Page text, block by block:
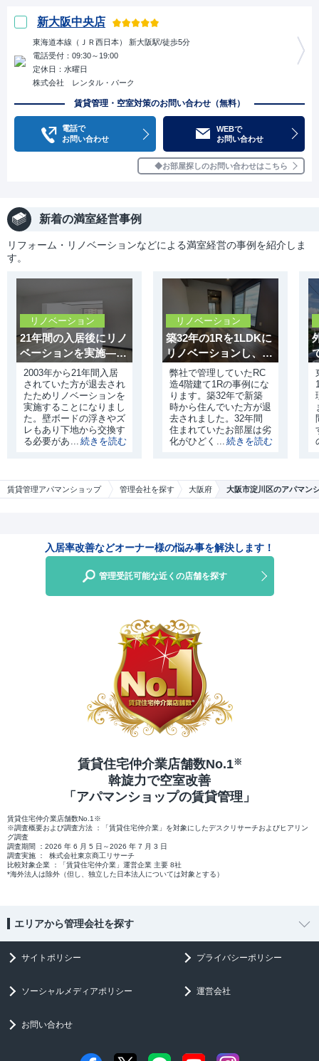
賃貸管理アパマンショップ 管理会社を探す 大阪府 大阪市淀川区のアパマン
新大阪中央店
東海道本線（ＪＲ西日本） 新大阪駅/徒歩5分
電話受付：09:30～19:00
定休日：水曜日
株式会社 レンタル・パーク
賃貸管理・空室対策のお問い合わせ（無料）
電話で
お問い合わせ
WEBで
お問い合わせ
お部屋探しのお問い合わせはこちら
新着の満室経営事例
リフォーム・リノベーションなどによる満室経営の事例を紹介しま
す。
リノベーション
21年間の入居後にリノ
ベーションを実施——
老朽化した設備を一新
2003年から21年間入居
されていた方が退去され
たためリノベーションを
実施することになりまし
た。壁ボードの浮きやズ
レもあり下地から交換す
る必要がありました。当
がありました。
リノベーション
築32年の1Rを1LDKに
リノベーションし、1
カ月で満室を実現
弊社で管理していたRC
造4階建て1Rの事例にな
ります。築32年で新築
時から住んでいた方が退
去されました。32年間
住まれていたお部屋は劣
化がひどく、原状回復す
入居率改善などオーナー様の悩み事を解決します！
管理受託可能な近くの店舗を探す
賃貸住宅仲介業店舗数No.1※
斡旋力で空室改善
「アパマンショップの賃貸管理」
賃貸住宅仲介業店舗数No.1※
※調査概要および調査方法 ：「賃貸住宅仲介業」を対象にしたデスクリサーチおよびヒアリン
グ調査
調査期間 ：2026 年 6 月 5 日～2026 年 7 月 3 日
調査実施 ： 株式会社東京商工リサーチ
比較対象企業 ：「賃貸住宅仲介業」運営企業 主要 8社
*海外法人は除外（但し、独立した日本法人については対象とする）
エリアから管理会社を探す
サイトポリシー プライバシーポリシー
ソーシャルメディアポリシー 運営会社
お問い合わせ